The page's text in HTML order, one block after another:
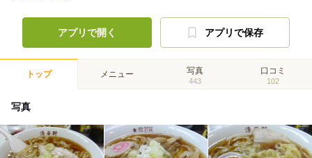
アプリで開く アプリで保存
トップ メニュー 写真
443
口コミ
102
写真